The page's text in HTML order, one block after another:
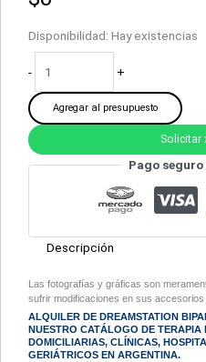
Disponibilidad: Hay existencias
- +
Agregar al presupuesto
Solicitar
Pago
Descripción
Las fotografías y gráficas son
sufrir modificaciones en sus
ALQUILER DE DREAMSTATION
NUESTRO CATÁLOGO DE TERAPIA
DOMICILIARIAS, CLÍNICAS,
GERIÁTRICOS EN ARGENTINA.